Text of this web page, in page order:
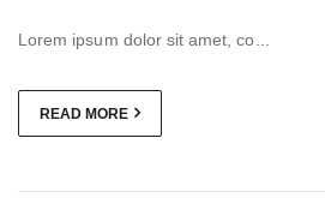
Lorem ipsum dolor sit amet, co...
READ MORE